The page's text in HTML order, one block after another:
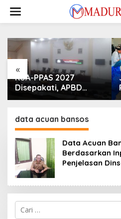
konten
«
KUA-PPAS 2027
Disepakati, APBD
Sampang Defisit Rp
data acuan bansos
Data Acuan
Berdasarkan
Penjelasan
Cari
untuk: